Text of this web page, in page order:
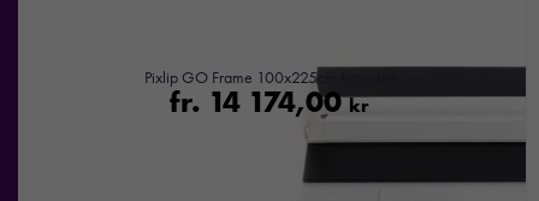
Pixlip GO Frame 100x225cm komplett
fr. 14 174,00kr